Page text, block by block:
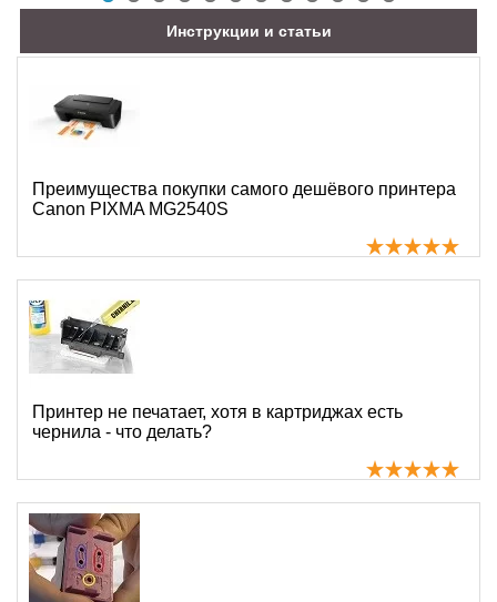
Инструкции и статьи
Преимущества покупки самого дешёвого принтера
Canon PIXMA MG2540S
Принтер не печатает, хотя в картриджах есть
чернила - что делать?